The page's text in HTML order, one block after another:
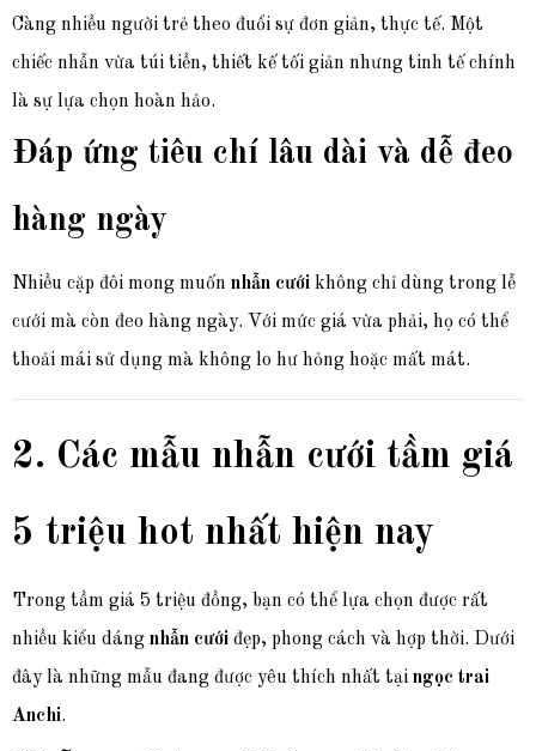
Càng nhiều người trẻ theo đuổi sự đơn giản, thực tế. Một
chiếc nhẫn vừa túi tiền, thiết kế tối giản nhưng tinh tế chính
là sự lựa chọn hoàn hảo.
Đáp ứng tiêu chí lâu dài và dễ đeo
hàng ngày
Nhiều cặp đôi mong muốn nhẫn cưới không chỉ dùng trong lễ
cưới mà còn đeo hàng ngày. Với mức giá vừa phải, họ có thể
thoải mái sử dụng mà không lo hư hỏng hoặc mất mát.
2. Các mẫu nhẫn cưới tầm giá
5 triệu hot nhất hiện nay
Trong tầm giá 5 triệu đồng, bạn có thể lựa chọn được rất
nhiều kiểu dáng nhẫn cưới đẹp, phong cách và hợp thời. Dưới
đây là những mẫu đang được yêu thích nhất tại ngọc trai
Anchi.